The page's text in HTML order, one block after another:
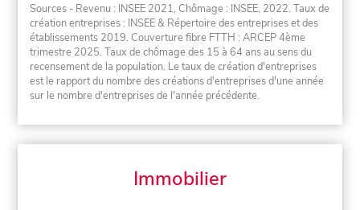
Sources - Revenu : INSEE 2021, Chômage : INSEE, 2022. Taux de
création entreprises : INSEE & Répertoire des entreprises et des
établissements 2019. Couverture fibre FTTH : ARCEP 4ème
trimestre 2025. Taux de chômage des 15 à 64 ans au sens du
recensement de la population. Le taux de création d'entreprises
est le rapport du nombre des créations d'entreprises d'une année
sur le nombre d'entreprises de l'année précédente.
Immobilier